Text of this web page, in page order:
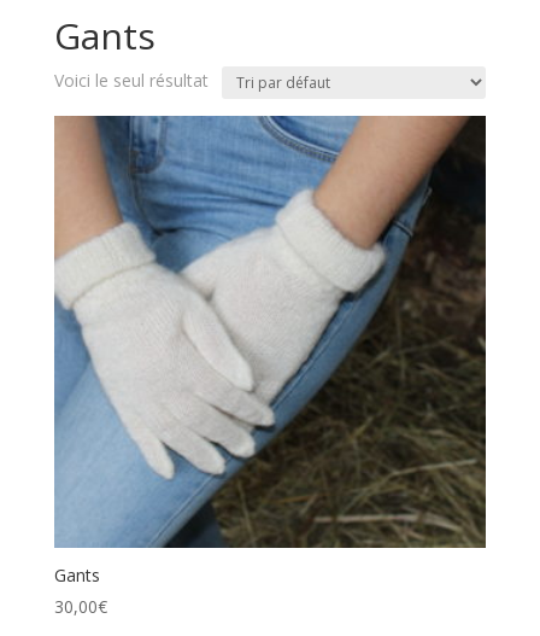
Gants
Voici le seul résultat
Gants
30,00€